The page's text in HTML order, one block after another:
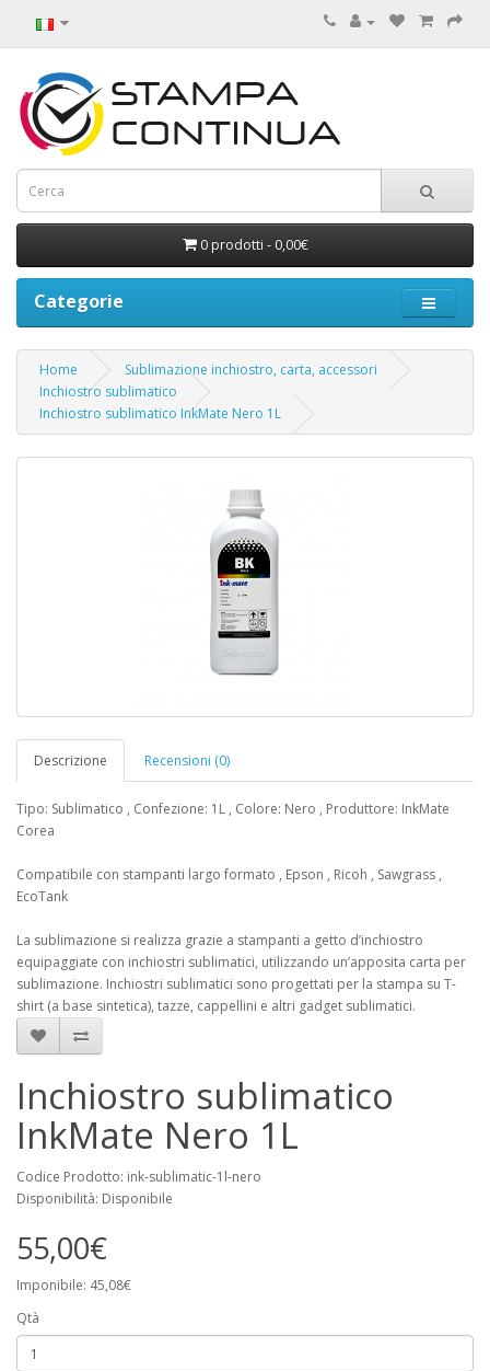
0 prodotti - 0,00€
Categorie
Home
Sublimazione inchiostro, carta, accessori
Inchiostro sublimatico
Inchiostro sublimatico InkMate Nero 1L
Descrizione Recensioni (0)
Tipo: Sublimatico , Confezione: 1L , Colore: Nero , Produttore: InkMate
Corea
Compatibile con stampanti largo formato , Epson , Ricoh , Sawgrass ,
EcoTank
La sublimazione si realizza grazie a stampanti a getto d’inchiostro
equipaggiate con inchiostri sublimatici, utilizzando un’apposita carta per
sublimazione. Inchiostri sublimatici sono progettati per la stampa su T-
shirt (a base sintetica), tazze, cappellini e altri gadget sublimatici.
Inchiostro sublimatico
InkMate Nero 1L
Codice Prodotto: ink-sublimatic-1l-nero
Disponibilità: Disponibile
55,00€
Imponibile: 45,08€
Qtà